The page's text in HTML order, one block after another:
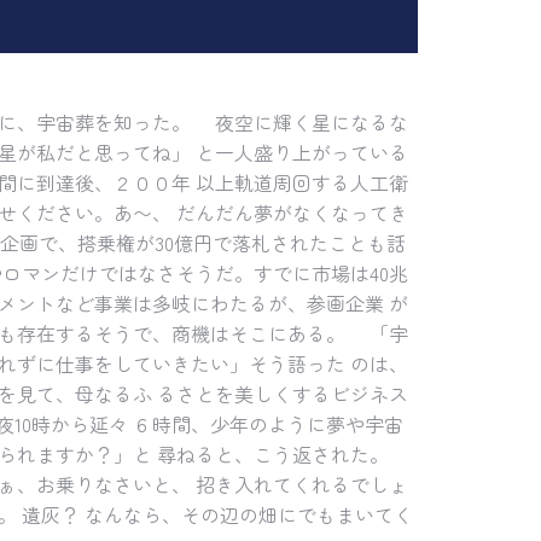
、宇宙葬を知った。 夜空に輝く星になるな
私だと思ってね」 と一人盛り上がっている
到達後、２００年 以上軌道周回する人工衛
ださい。あ〜、 だんだん夢がなくなってき
画で、搭乗権が30億円で落札されたことも話
マンだけではなさそうだ。すでに市場は40兆
ントなど事業は多岐にわたるが、参画企業 が
存在するそうで、商機はそこにある。 「宇
に仕事をしていきたい」そう語った のは、
て、母なるふ るさとを美しくするビジネス
時から延々 ６時間、少年のように夢や宇宙
ますか？」と 尋ねると、こう返された。
、お乗りなさいと、 招き入れてくれるでしょ
灰？ なんなら、その辺の畑にでもまいてく